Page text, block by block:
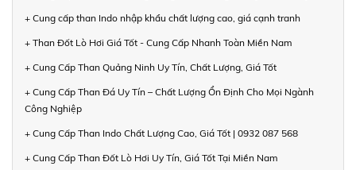
+ Cung cấp than Indo nhập khẩu chất lượng cao, giá cạnh tranh
+ Than Đốt Lò Hơi Giá Tốt - Cung Cấp Nhanh Toàn Miền Nam
+ Cung Cấp Than Quảng Ninh Uy Tín, Chất Lượng, Giá Tốt
+ Cung Cấp Than Đá Uy Tín – Chất Lượng Ổn Định Cho Mọi Ngành
Công Nghiệp
+ Cung Cấp Than Indo Chất Lượng Cao, Giá Tốt | 0932 087 568
+ Cung Cấp Than Đốt Lò Hơi Uy Tín, Giá Tốt Tại Miền Nam